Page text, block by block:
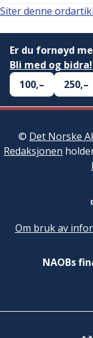
Siter denne
Er du fornøyd
Bli med og bidra!
100,–
250,–
© Det Norske
Redaksjonen
Om bruk av
NAOBs